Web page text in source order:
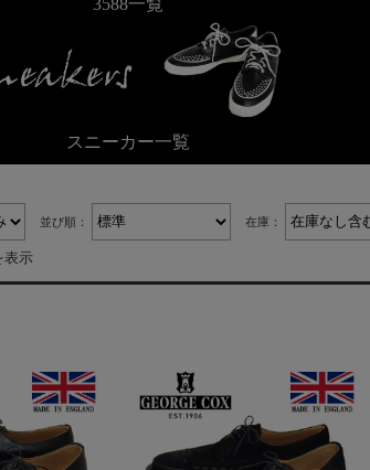
3588一覧
スニーカー一覧
並び順： 在庫：
表示